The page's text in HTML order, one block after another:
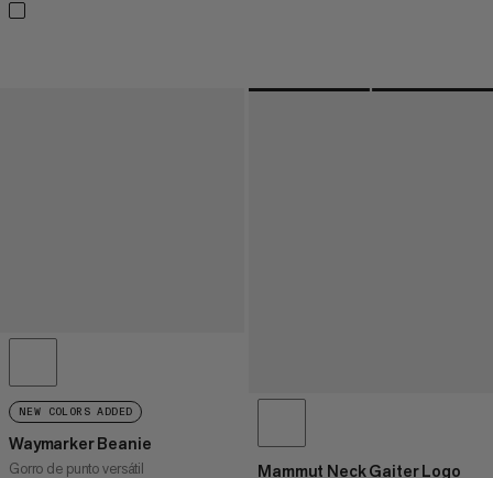
NEW COLORS ADDED
Waymarker Beanie
Gorro de punto versátil Mammut Neck Gaiter Logo